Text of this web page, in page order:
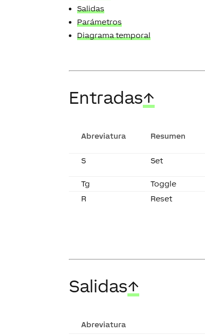
Salidas
Parámetros
Diagrama temporal
Entradas↑
Abreviatura Resumen
S
Set
Tg Toggle
R
Reset
Salidas↑
Abreviatura